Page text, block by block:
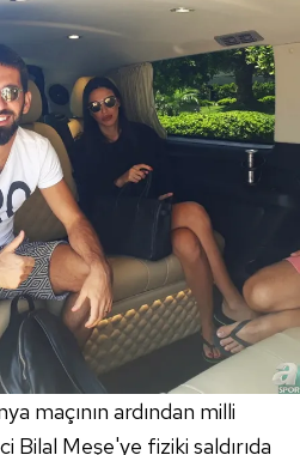
maçının ardından milli
Bilal Meşe'ye fiziki saldırıda